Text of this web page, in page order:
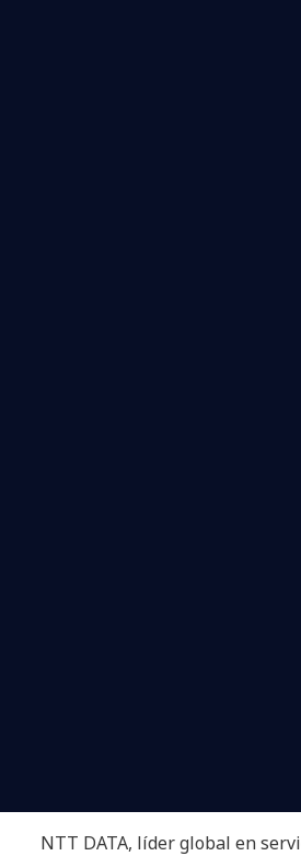
NTT DATA, líder global en